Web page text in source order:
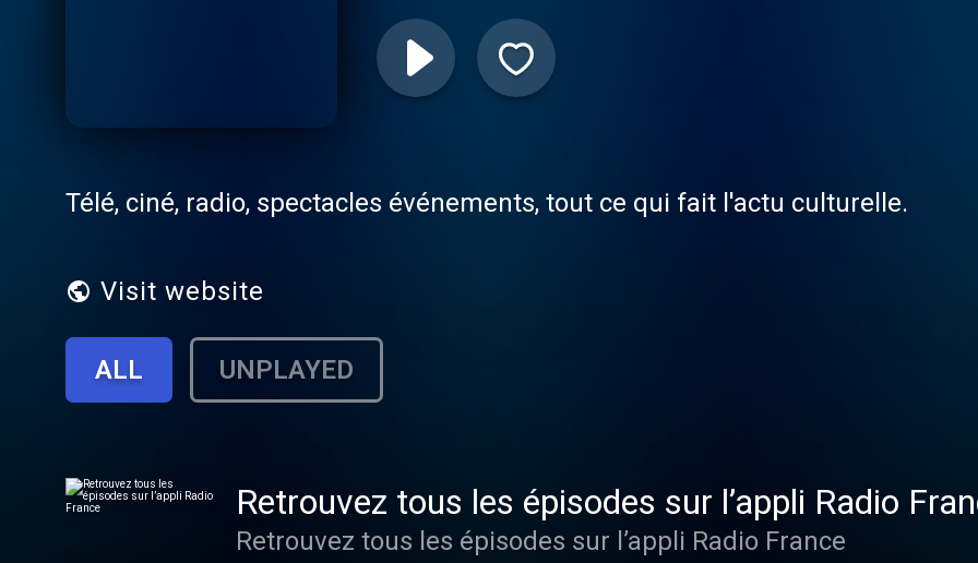
Télé, ciné, radio, spectacles événements, tout ce qui fait l'actu culturelle.
Visit website
ALL UNPLAYED
Retrouvez tous les épisodes sur l’appli Radio
Retrouvez tous les épisodes sur l’appli Radio France